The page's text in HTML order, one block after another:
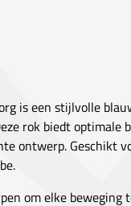
is een stijlvolle
rok biedt optimale
ontwerp. Geschikt
om elke beweging